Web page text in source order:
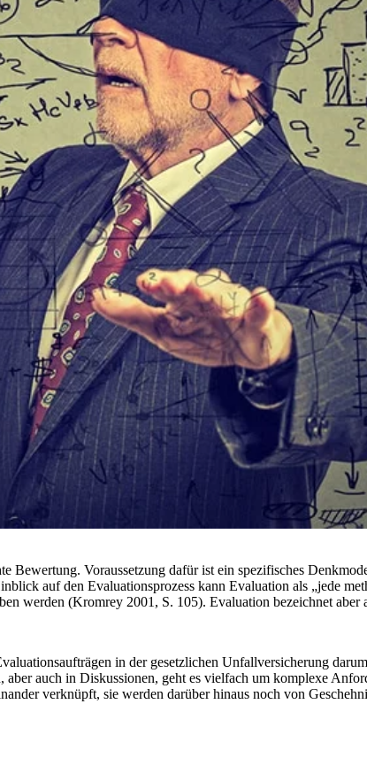
Bewertung. Voraussetzung dafür ist ein spezifisches
auf den Evaluationsprozess kann Evaluation als „jede
werden (Kromrey 2001, S. 105). Evaluation bezeichnet aber
in der gesetzlichen Unfallversicherung
auch in Diskussionen, geht es vielfach um komplexe
verknüpft, sie werden darüber hinaus noch von